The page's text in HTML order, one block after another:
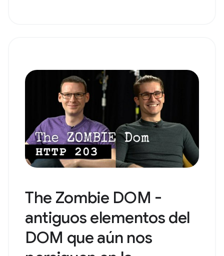
The Zombie DOM -
antiguos elementos del
DOM que aún nos